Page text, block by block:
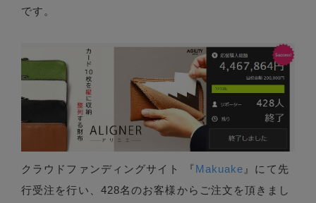
です。
クラウドファンディングサイト 『Makuake 』にて先
行受注を行い、428名のお客様からご注文を頂きまし